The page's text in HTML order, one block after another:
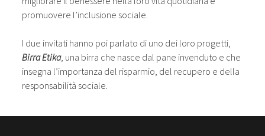
promuovere l’inclusione sociale.
I due invitati hanno poi parlato di uno dei loro progetti,
Birra Etika, una birra che nasce dal pane invenduto e che
insegna l’importanza del risparmio, del recupero e della
responsabilità sociale.